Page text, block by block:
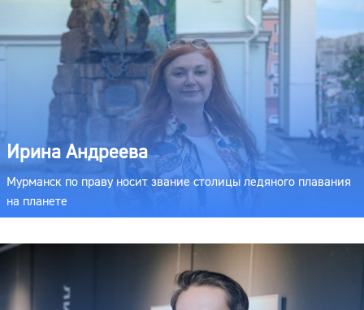
Ирина Андреева
Мурманск по праву носит звание столицы ледяного плавания
на планете